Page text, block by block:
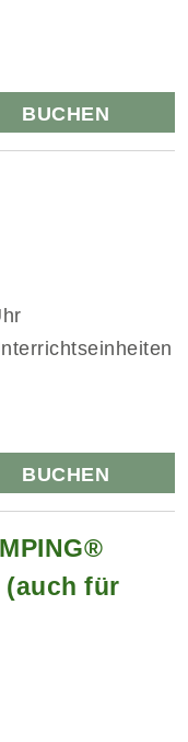
BUCHEN
BUCHEN
für